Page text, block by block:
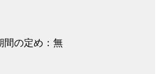
間の定め：無